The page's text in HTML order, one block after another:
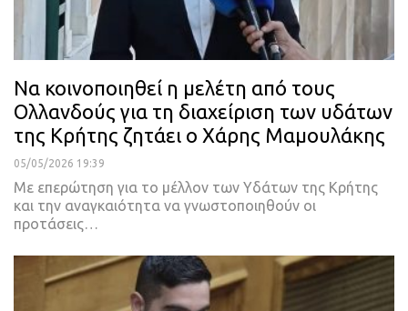
Να κοινοποιηθεί η μελέτη από τους
Ολλανδούς για τη διαχείριση των υδάτων
της Κρήτης ζητάει ο Χάρης Μαμουλάκης
05/05/2026 19:39
Με επερώτηση για το μέλλον των Υδάτων της Κρήτης
και την αναγκαιότητα να γνωστοποιηθούν οι
προτάσεις…